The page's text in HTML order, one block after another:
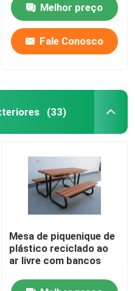
Melhor preço
Fale Conosco
(33)
Mesa de piquenique de
plástico reciclado ao
ar livre com bancos